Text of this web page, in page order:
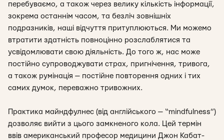
перебуваємо, а також через велику кількість інформації,
зокрема останнім часом, та безліч зовнішніх
подразників, наші відчуття притуплюються. Ми можемо
втратити здатність повноцінно розслаблятися та
усвідомлювати свою діяльність. До того ж, нас може
постійно супроводжувати страх, пригнічення, тривога,
а також румінація — постійне повторення одних і тих
самих думок, переважно тривожних.
Практика майндфулнес (від англійського — “mindfulness”)
дозволяє вийти з цього замкненого кола. Цей термін
ввів американський професор медицини Джон Кабат-